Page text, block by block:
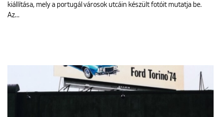
kiállítása, mely a portugál városok utcáin készült fotóit mutatja be.
Az…